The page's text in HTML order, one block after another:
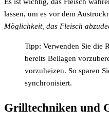
Es ist wichtig, das Fleisch
lassen, um es vor dem
Möglichkeit, das Fleisch
Tipp: Verwenden Sie die
bereits Beilagen
vorzuheizen. So sparen
synchronisiert.
Grilltechniken und